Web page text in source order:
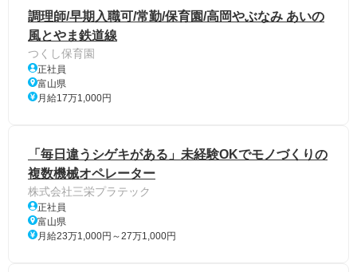
調理師/早期入職可/常勤/保育園/高岡やぶなみ あいの
風とやま鉄道線
つくし保育園
正社員
富山県
月給17万1,000円
「毎日違うシゲキがある」未経験OKでモノづくりの
複数機械オペレーター
株式会社三栄プラテック
正社員
富山県
月給23万1,000円～27万1,000円